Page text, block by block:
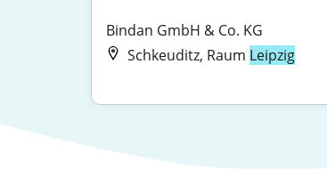
Bindan GmbH & Co. KG
Schkeuditz, Raum Leipzig